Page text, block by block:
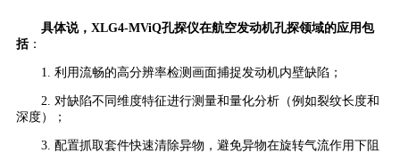
具体说，XLG4-MViQ孔探仪在航空发动机孔探领域的应用包
括：
1. 利用流畅的高分辨率检测画面捕捉发动机内壁缺陷；
2. 对缺陷不同维度特征进行测量和量化分析（例如裂纹长度和
深度）；
3. 配置抓取套件快速清除异物，避免异物在旋转气流作用下阻